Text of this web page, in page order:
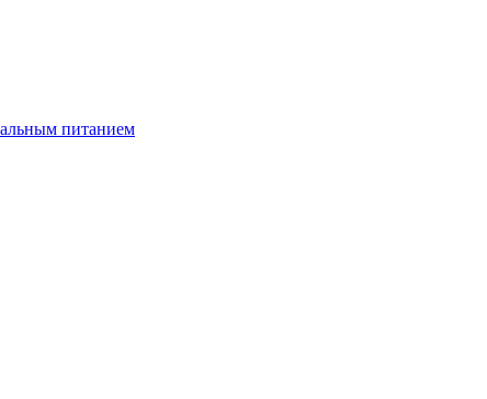
питанием